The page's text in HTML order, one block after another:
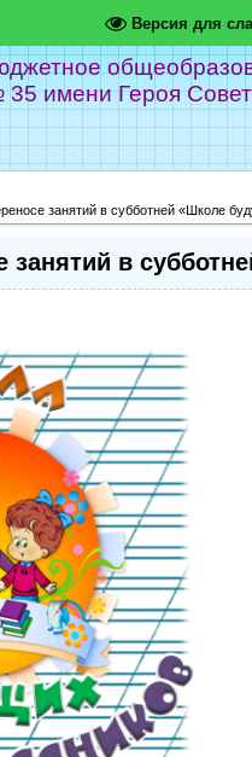
Версия для
имени Героя
занятий в субботней «Школе
в